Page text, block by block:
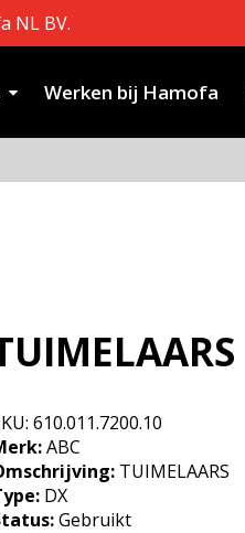
NL BV.
Werken bij Hamofa
610.011.7200.10
ABC
TUIMELAARS
DX
Gebruikt